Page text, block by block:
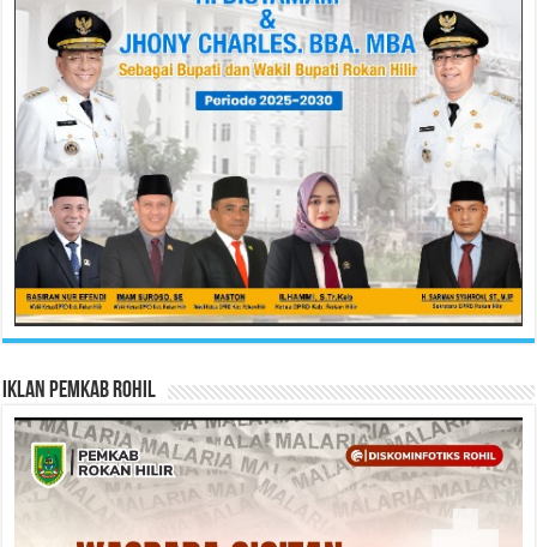
Iklan Pemkab Rohil